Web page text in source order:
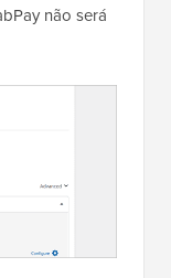
não será